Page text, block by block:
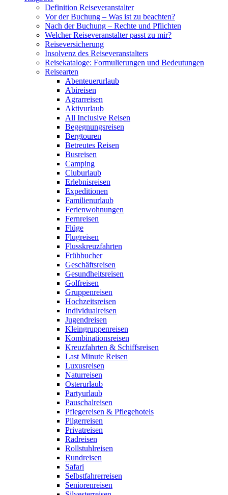
Definition Reiseveranstalter
Vor der Buchung – Was ist zu beachten?
Nach der Buchung – Rechte und Pflichten
Welcher Reiseveranstalter passt zu mir?
Reiseversicherung
Insolvenz des Reiseveranstalters
Reisekataloge: Formulierungen und Bedeutungen
Reisearten
Abenteuerurlaub
Abireisen
Agrarreisen
Aktivurlaub
All Inclusive Reisen
Begegnungsreisen
Bergtouren
Betreutes Reisen
Busreisen
Camping
Cluburlaub
Erlebnisreisen
Expeditionen
Familienurlaub
Ferienwohnungen
Fernreisen
Flüge
Flugreisen
Flusskreuzfahrten
Frühbucher
Geschäftsreisen
Gesundheitsreisen
Golfreisen
Gruppenreisen
Hochzeitsreisen
Individualreisen
Jugendreisen
Kleingruppenreisen
Kombinationsreisen
Kreuzfahrten & Schiffsreisen
Last Minute Reisen
Luxusreisen
Naturreisen
Osterurlaub
Partyurlaub
Pauschalreisen
Pflegereisen & Pflegehotels
Pilgerreisen
Privatreisen
Radreisen
Rollstuhlreisen
Rundreisen
Safari
Selbstfahrerreisen
Seniorenreisen